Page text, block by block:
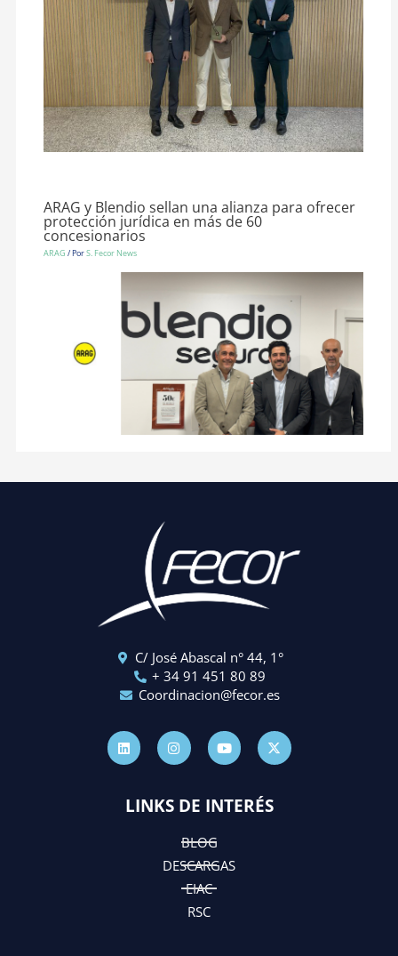
ARAG y Blendio sellan una alianza para ofrecer
protección jurídica en más de 60
concesionarios
ARAG / PorS. Fecor News
C/ José Abascal n° 44, 1°
+ 34 91 451 80 89
Coordinacion@fecor.es
L
i
n
k
I
n
s
t
r
m
Y
o
u
t
e
X
-
t
w
t
LINKS DE INTERÉS
BLOG
DESCARGAS
EIAC
RSC